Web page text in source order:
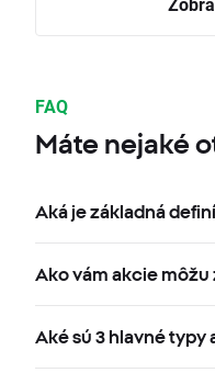
FAQ
Máte nejaké
Aká je základná
Ako vám akcie môžu
Aké sú 3 hlavné typy